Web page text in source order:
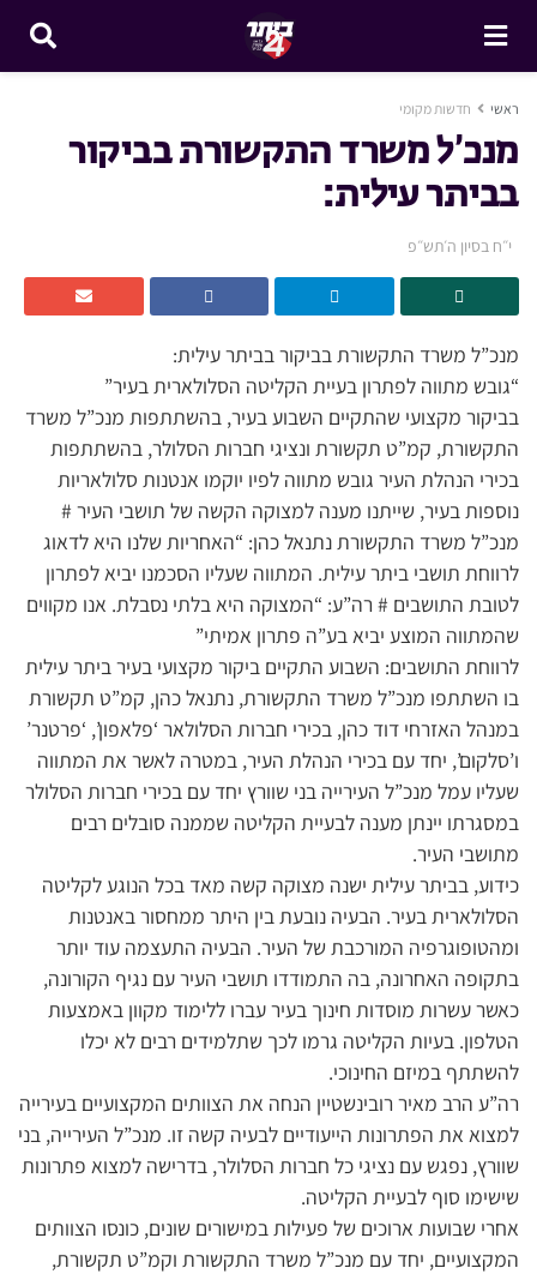
ראשי חדשות מקומי
מנכ’ל משרד התקשורת בביקור
בביתר עילית:
י״ח בסיון ה׳תש״פ
מנכ”ל משרד התקשורת בביקור בביתר עילית:
“גובש מתווה לפתרון בעיית הקליטה הסלולארית בעיר”
בביקור מקצועי שהתקיים השבוע בעיר, בהשתתפות מנכ”ל משרד
התקשורת, קמ”ט תקשורת ונציגי חברות הסלולר, בהשתתפות
בכירי הנהלת העיר גובש מתווה לפיו יוקמו אנטנות סלולאריות
נוספות בעיר, שייתנו מענה למצוקה הקשה של תושבי העיר #
מנכ”ל משרד התקשורת נתנאל כהן: “האחריות שלנו היא לדאוג
לרווחת תושבי ביתר עילית. המתווה שעליו הסכמנו יביא לפתרון
לטובת התושבים # רה”ע: “המצוקה היא בלתי נסבלת. אנו מקווים
שהמתווה המוצע יביא בע”ה פתרון אמיתי”
לרווחת התושבים: השבוע התקיים ביקור מקצועי בעיר ביתר עילית
בו השתתפו מנכ”ל משרד התקשורת, נתנאל כהן, קמ”ט תקשורת
במנהל האזרחי דוד כהן, בכירי חברות הסלולאר ‘פלאפון’, ‘פרטנר’
ו’סלקום’, יחד עם בכירי הנהלת העיר, במטרה לאשר את המתווה
שעליו עמל מנכ”ל העירייה בני שוורץ יחד עם בכירי חברות הסלולר
במסגרתו יינתן מענה לבעיית הקליטה שממנה סובלים רבים
מתושבי העיר.
כידוע, בביתר עילית ישנה מצוקה קשה מאד בכל הנוגע לקליטה
הסלולארית בעיר. הבעיה נובעת בין היתר ממחסור באנטנות
ומהטופוגרפיה המורכבת של העיר. הבעיה התעצמה עוד יותר
בתקופה האחרונה, בה התמודדו תושבי העיר עם נגיף הקורונה,
כאשר עשרות מוסדות חינוך בעיר עברו ללימוד מקוון באמצעות
הטלפון. בעיות הקליטה גרמו לכך שתלמידים רבים לא יכלו
להשתתף במיזם החינוכי.
רה”ע הרב מאיר רובינשטיין הנחה את הצוותים המקצועיים בעירייה
למצוא את הפתרונות הייעודיים לבעיה קשה זו. מנכ”ל העירייה, בני
שוורץ, נפגש עם נציגי כל חברות הסלולר, בדרישה למצוא פתרונות
שישימו סוף לבעיית הקליטה.
אחרי שבועות ארוכים של פעילות במישורים שונים, כונסו הצוותים
המקצועיים, יחד עם מנכ”ל משרד התקשורת וקמ”ט תקשורת,